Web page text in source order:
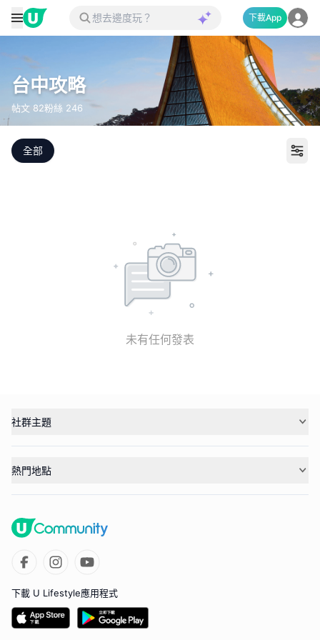
下載App
台中攻略
帖文 82粉絲 246
全部 打
未有任何發表
社群主題
熱門地點
下載 U Lifestyle應用程式